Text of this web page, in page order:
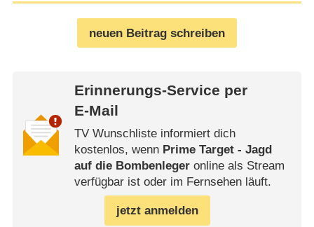
neuen Beitrag schreiben
Erinnerungs-Service per
E-Mail
TV Wunschliste informiert dich
kostenlos, wenn Prime Target - Jagd
auf die Bombenlegeronline als Stream
verfügbar ist oder im Fernsehen läuft.
jetzt anmelden